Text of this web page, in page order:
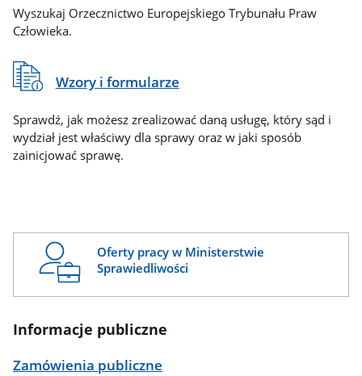
Wyszukaj Orzecznictwo Europejskiego Trybunału Praw
Człowieka.
Wzory i formularze
Sprawdź, jak możesz zrealizować daną usługę, który sąd i
wydział jest właściwy dla sprawy oraz w jaki sposób
zainicjować sprawę.
Oferty pracy w Ministerstwie
Sprawiedliwości
Informacje publiczne
Zamówienia publiczne